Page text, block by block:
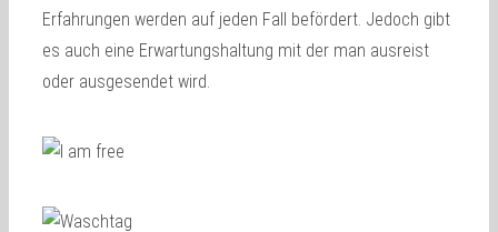
Erfahrungen werden auf jeden Fall befördert. Jedoch gibt
es auch eine Erwartungshaltung mit der man ausreist
oder ausgesendet wird.